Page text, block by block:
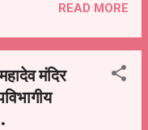
पालन करून साजरी
डिगांबर बोराडे,
, महेश बोराडे ,शुभम बोराडे ,
, किरण सूर्यवंशी , कृष्णा खरात
पत्रकार सुभाष
READ MORE
मंदिर